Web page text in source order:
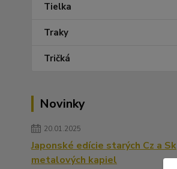
Tielka
Traky
Tričká
Novinky
20.01.2025
Japonské edície starých Cz a Sk
metalových kapiel